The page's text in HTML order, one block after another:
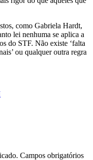
como Gabriela Hardt,
lei nenhuma se aplica a
do STF. Não existe ‘falta
ou qualquer outra regra
Campos obrigatórios